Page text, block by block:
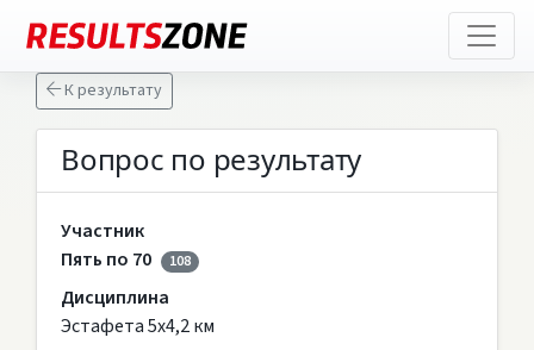
К результату
Вопрос по результату
Участник
Пять по 70
108
Дисциплина
Эстафета 5х4,2 км